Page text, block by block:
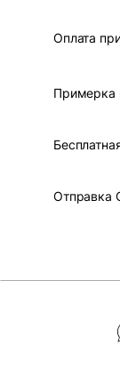
Оплата
Примерка
Отправка